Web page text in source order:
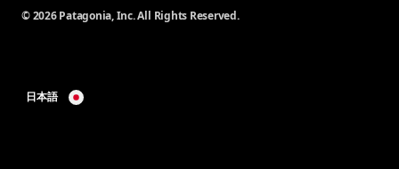
© 2026 Patagonia, Inc. All Rights Reserved.
日本語